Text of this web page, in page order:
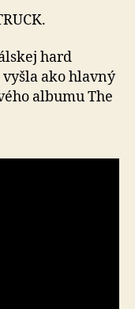
hard
ako hlavný
albumu The